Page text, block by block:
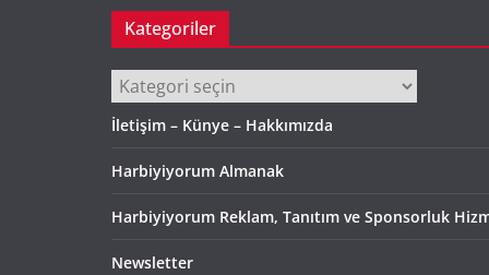
Kategoriler
Kategoriler
İletişim – Künye – Hakkımızda
Harbiyiyorum Almanak
Harbiyiyorum Reklam, Tanıtım ve Sponsorluk
Newsletter